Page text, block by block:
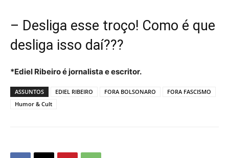
– Desliga esse troço! Como é que
desliga isso daí???
*Ediel Ribeiro é jornalista e escritor.
ASSUNTOS EDIEL RIBEIRO FORA BOLSONARO
FORA FASCISMO
Humor & Cult